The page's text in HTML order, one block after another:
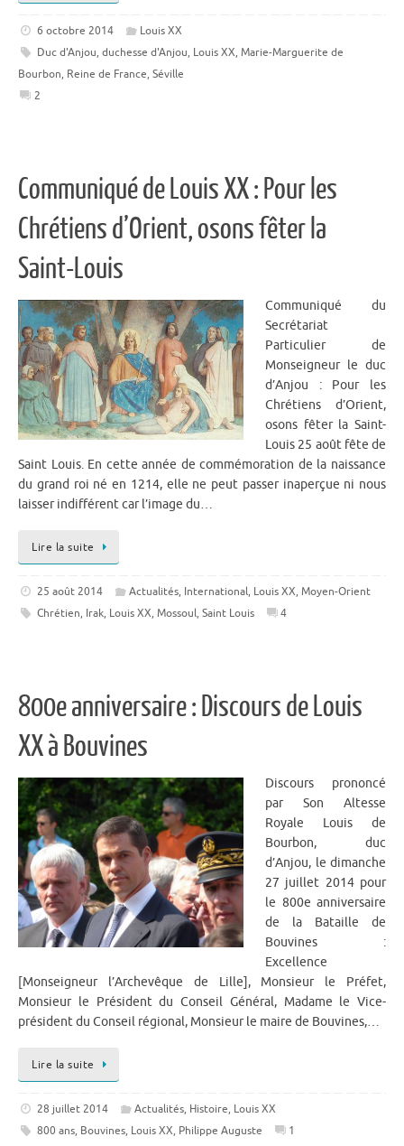
6 octobre 2014
Louis XX
Duc d'Anjou, duchesse d'Anjou, Louis XX, Marie-Marguerite de
Bourbon, Reine de France, Séville
2
Communiqué de Louis XX : Pour les
Chrétiens d’Orient, osons fêter la
Saint-Louis
Communiqué du
Secrétariat
Particulier de
Monseigneur le duc
d’Anjou : Pour les
Chrétiens d’Orient,
osons fêter la Saint-
Louis 25 août fête de
Saint Louis. En cette année de commémoration de la naissance
du grand roi né en 1214, elle ne peut passer inaperçue ni nous
laisser indifférent car l’image du…
Lire la suite
25 août 2014 Actualités, International, Louis XX,Moyen-Orient
Chrétien, Irak, Louis XX, Mossoul, Saint Louis 4
800e anniversaire : Discours de Louis
XX à Bouvines
Discours prononcé
par Son Altesse
Royale Louis de
Bourbon, duc
d’Anjou, le dimanche
27 juillet 2014 pour
le 800e anniversaire
de la Bataille de
Bouvines :
Excellence
[Monseigneur l’Archevêque de Lille], Monsieur le Préfet,
Monsieur le Président du Conseil Général, Madame le Vice-
président du Conseil régional, Monsieur le maire de Bouvines,…
Lire la suite
28 juillet 2014 Actualités, Histoire, Louis XX
800 ans, Bouvines, Louis XX, Philippe Auguste 1